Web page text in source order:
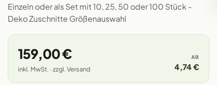
Einzeln oder als Set mit 10, 25, 50 oder 100 Stück -
Deko Zuschnitte Größenauswahl
159,00 €
inkl. MwSt. · zzgl. Versand
AB
4,74 €